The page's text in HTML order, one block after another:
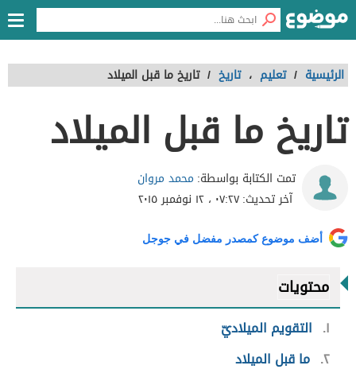
الرئيسية / تعليم ، تاريخ / تاريخ ما قبل الميلاد
تاريخ ما قبل الميلاد
تمت الكتابة بواسطة: محمد مروان
آخر تحديث:٠٧:٢٧ ، ١٢ نوفمبر ٢٠١٥
أضف موضوع كمصدر مفضل في جوجل
محتويات
١
التقويم الميلاديّ
٢ ما قبل الميلاد